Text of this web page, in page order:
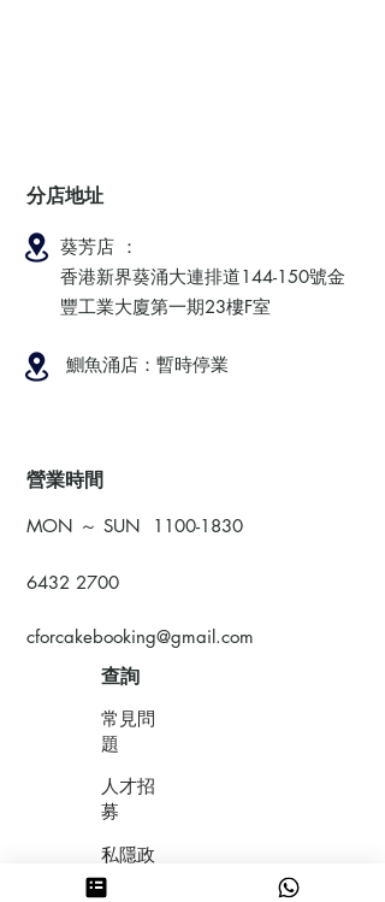
分店地址
葵芳店 ：
香港新界葵涌大連排道144-150號金
豐工業大廈第一期23樓F室
鰂魚涌店：暫時停業
​營業時間
MON ～ SUN 1100-1830
6432 2700
cforcakebooking@gmail.com
查詢
常見問
題
人才招
募
私隱政
策